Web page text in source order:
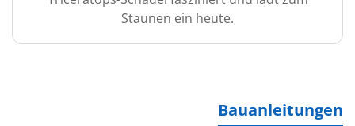
Staunen ein heute.
Bauanleitungen